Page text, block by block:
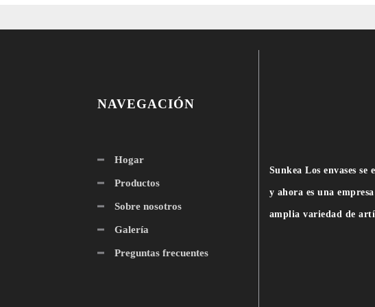
NAVEGACIÓN
Hogar
Productos
Sobre nosotros
Galería
Preguntas frecuentes
Sunkea Los envases
y ahora es una
amplia variedad de